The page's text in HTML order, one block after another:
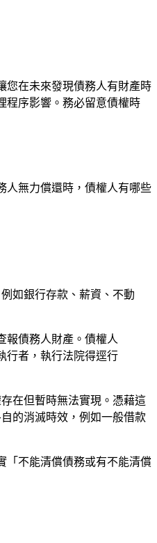
您在未來發現債務人有財產時
程序影響。務必留意債權時
人無力償還時，債權人有哪些
如銀行存款、薪資、不動
報債務人財產。債權人
行者，執行法院得逕行
在但暫時無法實現。憑藉這
的消滅時效，例如一般借款
「不能清償債務或有不能清償